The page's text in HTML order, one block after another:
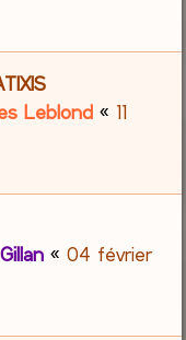
Leblond « 11
«04 février